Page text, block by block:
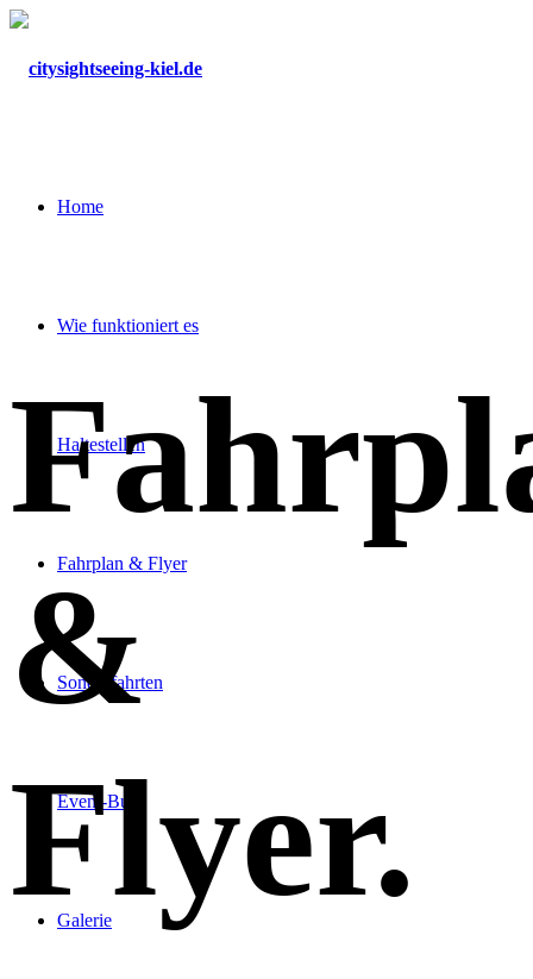
Home
Wie funktioniert es
Haltestellen
Fahrplan & Flyer
Sonderfahrten
Event-Bus
Galerie
&
Flyer.